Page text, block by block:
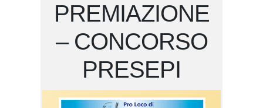
PREMIAZIONE
– CONCORSO
PRESEPI